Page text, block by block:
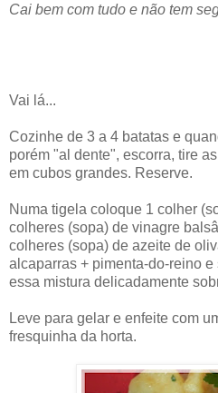
Cai bem com tudo e não tem
Vai lá...
Cozinhe de 3 a 4 batatas e
porém "al dente", escorra, tire
em cubos grandes. Reserve.
Numa tigela coloque 1 colher
colheres (sopa) de vinagre
colheres (sopa) de azeite de
alcaparras + pimenta-do-reino
essa mistura delicadamente
Leve para gelar e enfeite com
fresquinha da horta.